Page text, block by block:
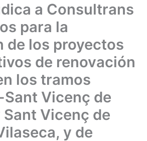
a Consultrans
para la
de los proyectos
de renovación
los tramos
Vicenç de
Vicenç de
y de